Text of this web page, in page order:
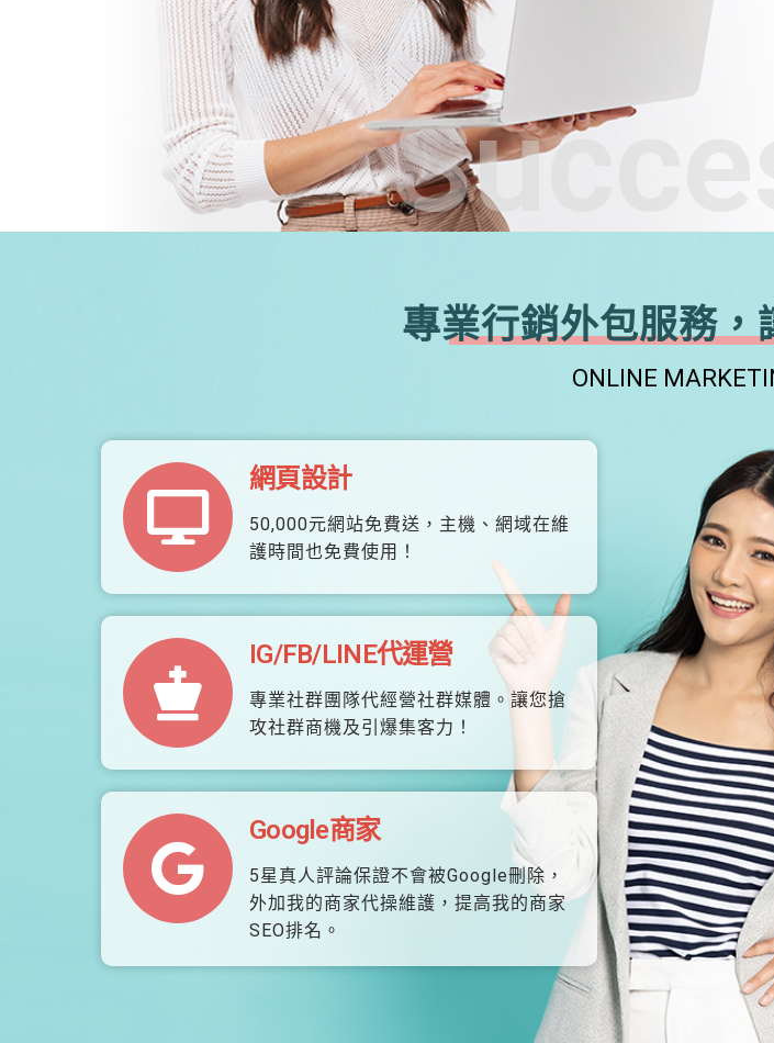
專業行銷外包服務，
ONLINE
網頁設計
50,000元網站免費送，主機、網域在維
護時間也免費使用！
IG/FB/LINE代運營
專業社群團隊代經營社群媒體。讓您搶
攻社群商機及引爆集客力！
Google商家
5星真人評論保證不會被Google刪除，
外加我的商家代操維護，提高我的商家
SEO排名。